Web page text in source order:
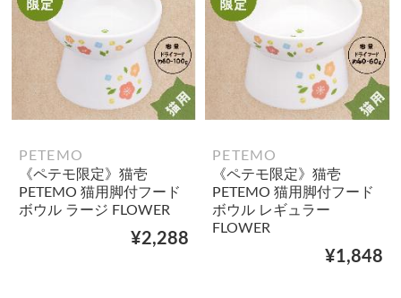
PETEMO
《ペテモ限定》猫壱
PETEMO 猫用脚付フード
ボウル ラージ FLOWER
¥2,288
PETEMO
《ペテモ限定》猫壱
PETEMO 猫用脚付フード
ボウル レギュラー
FLOWER
¥1,848